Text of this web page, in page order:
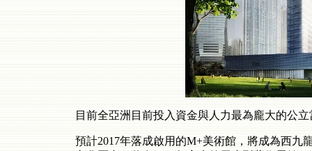
目前全亞洲目前投入資金與人力最為龐大的公
預計2017年落成啟用的M+美術館，將成為西九